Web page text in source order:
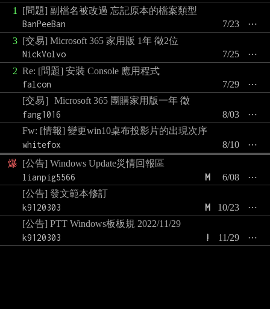
1
[問題] 副檔名被改過 忘記原本的檔案類型
BanPeeBan
⋯
7/23
3 [交易] Microsoft 365 家用版 1年 徵2位
NickVolvo
⋯
7/25
2 Re: [問題] 安裝 Console 應用程式
falcon
⋯
7/29
[交易］Microsoft 365 團購家用版一年 徵
fang1016
⋯
8/03
Fw: [情報] 變更win10桌布投影片的出現次序
whitefox
⋯
8/10
爆 [公告] Windows Update災情回報區
lianpig5566
⋯
6/08
M
[公告] 發文範本修訂
k9120303
⋯
10/23
M
[公告] PTT Windows板板規 2022/11/29
k9120303
⋯
11/29
!